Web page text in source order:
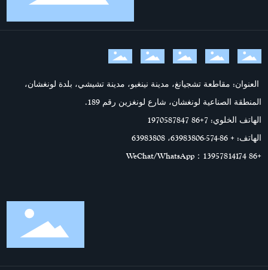
العنوان: مقاطعة تشجيانغ، مدينة نينغبو، مدينة تشيشي، بلدة لونغشان،
المنطقة الصناعية لونغشان، شارع لونغزين رقم 189.
الهاتف الخلوي: 7 +86 1970587847
الهاتف:+ 86-574-63983806 ،63983808
+86 13957814174
：WeChat/WhatsApp